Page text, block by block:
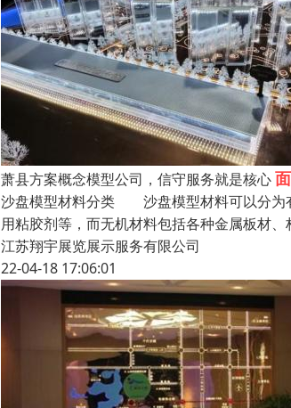
萧县方案概念模型公司，信守服务就是核心
沙盘模型材料分类 沙盘模型材料可以分为
用粘胶剂等，而无机材料包括各种金属板材
江苏翔宇展览展示服务有限公司
22-04-18 17:06:01